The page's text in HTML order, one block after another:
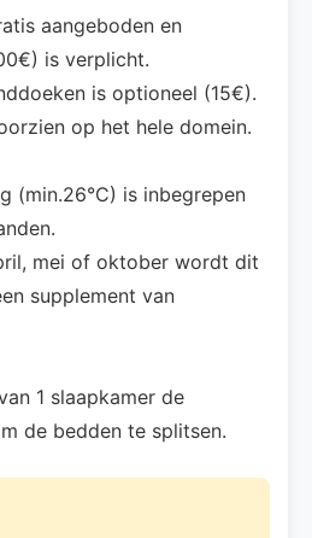
aangeboden en
is verplicht.
is optioneel (15€).
op het hele domein.
(min.26°C) is inbegrepen
mei of oktober wordt dit
supplement van
1 slaapkamer de
de bedden te splitsen.